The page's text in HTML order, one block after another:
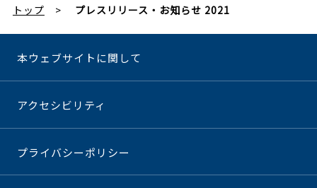
トップ プレスリリース・お知らせ 2021
本ウェブサイトに関して
アクセシビリティ
プライバシーポリシー